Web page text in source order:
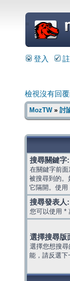
=
登入
檢視沒有回
MozTW» 討
搜尋關鍵字:
在關鍵字前面
被搜尋到的
它隔開。使用
搜尋發表人:
您可以使用 *
選擇搜尋版
選擇您想搜
能，請反選下